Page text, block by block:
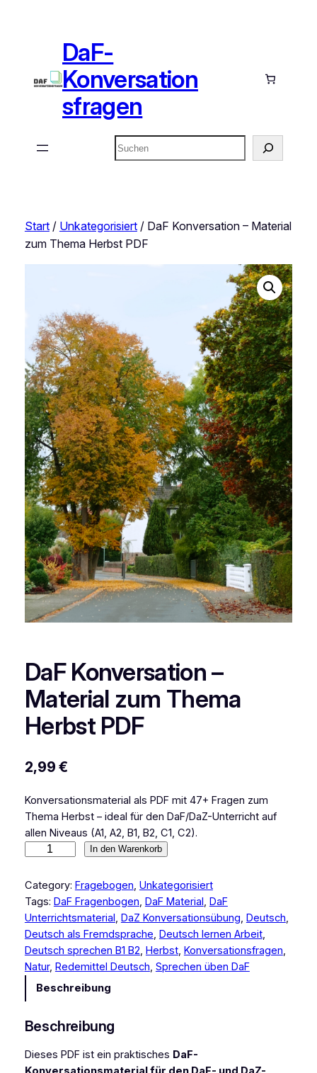
DaF-
Konversation
sfragen
Suchen
Start/ Unkategorisiert/ DaF Konversation – Material
zum Thema Herbst PDF
DaF Konversation –
Material zum Thema
Herbst PDF
2,99 €
Konversationsmaterial als PDF mit 47+ Fragen zum
Thema Herbst – ideal für den DaF/DaZ-Unterricht auf
allen Niveaus (A1, A2, B1, B2, C1, C2).
F
K
o
n
v
e
r
t
o
In den Warenkorb
Category: Fragebogen, Unkategorisiert
Tags: DaF Fragenbogen, DaF Material, DaF
Unterrichtsmaterial, DaZ Konversationsübung, Deutsch
Deutsch als Fremdsprache, Deutsch lernen Arbeit
Deutsch sprechen B1 B2, Herbst, Konversationsfragen
Natur, Redemittel Deutsch, Sprechen üben DaF
Beschreibung
Beschreibung
Dieses PDF ist ein praktisches DaF-